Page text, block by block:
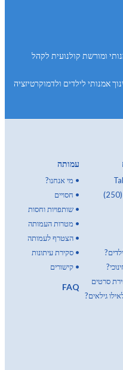
ומורשת קולנועית לקהל
אמנותי לילדים ולדמוקרטיזציה
סרטים
גילאים?
עמותה
• מי אנחנו?
• חסויים
•שותפויות וחסות
• מטרות העמותה
•הצטרף לעמותה
•סקירת עיתונות
•קישורים
FAQ